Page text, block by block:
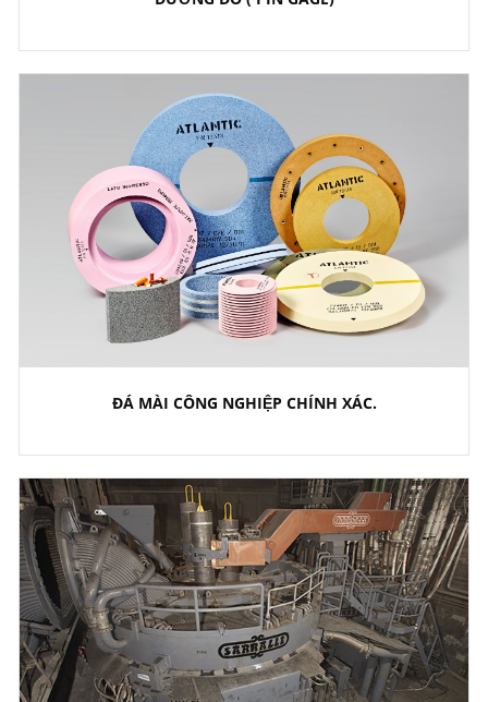
ĐÁ MÀI CÔNG NGHIỆP CHÍNH XÁC.